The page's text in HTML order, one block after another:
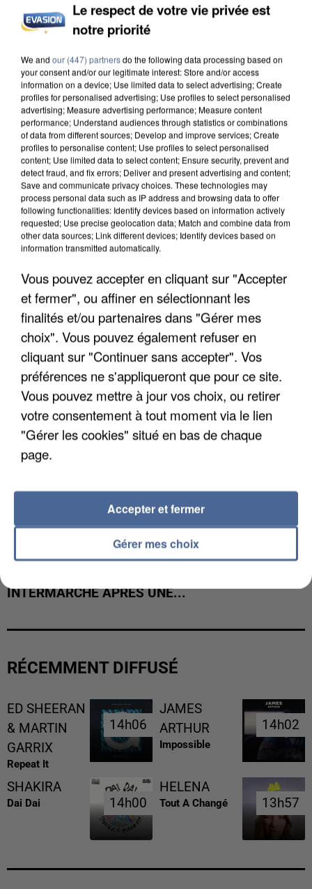
UN SECOND CADRE DE LA DZ MAFIA
INTERPELLÉ EN ALGÉRIE
UNE TOURISTE DE L’OISE EMPORTÉE PAR UNE
COULÉE DE BOUE EN HAUTE-SAVOIE
INTERMARCHÉ APRÈS UNE...
RÉCEMMENT DIFFUSÉ
ED SHEERAN
& MARTIN
GARRIX
Repeat It
14h06
14h06
JAMES
ARTHUR
Impossible
14h02
14h02
SHAKIRA
Dai Dai 14h00
14h00
HELENA
Tout A Changé 13h57
13h57
Le respect de votre vie privée est
notre priorité
We and our (447) partnersdo the following data processing based on
your consent and/or our legitimate interest: Store and/or access
information on a device; Use limited data to select advertising; Create
profiles for personalised advertising; Use profiles to select personalised
advertising; Measure advertising performance; Measure content
performance; Understand audiences through statistics or combinations
of data from different sources; Develop and improve services; Create
profiles to personalise content; Use profiles to select personalised
content; Use limited data to select content; Ensure security, prevent and
detect fraud, and fix errors; Deliver and present advertising and content;
Save and communicate privacy choices. These technologies may
process personal data such as IP address and browsing data to offer
following functionalities: Identify devices based on information actively
requested; Use precise geolocation data; Match and combine data from
other data sources; Link different devices; Identify devices based on
information transmitted automatically.
Vous pouvez accepter en cliquant sur "Accepter
et fermer", ou affiner en sélectionnant les
finalités et/ou partenaires dans "Gérer mes
choix". Vous pouvez également refuser en
cliquant sur "Continuer sans accepter". Vos
préférences ne s'appliqueront que pour ce site.
Vous pouvez mettre à jour vos choix, ou retirer
votre consentement à tout moment via le lien
"Gérer les cookies" situé en bas de chaque
page.
Gérer mes choix
Accepter et fermer